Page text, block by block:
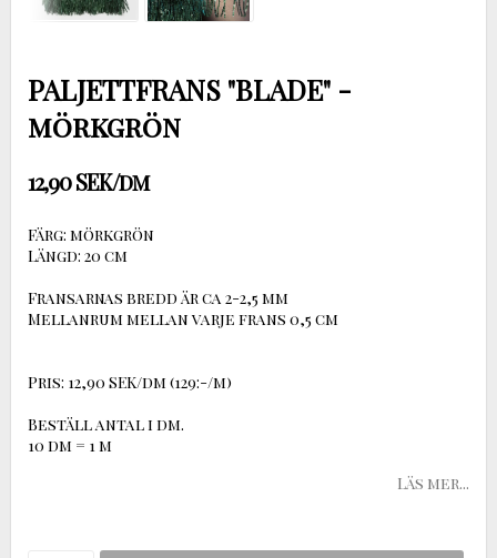
PALJETTFRANS "BLADE" -
mörkgrön
12,90 SEK/dm
Färg: mörkgrön
Längd: 20 cm
Fransarnas bredd är ca 2-2,5 mm
Mellanrum mellan varje frans 0,5 cm
Pris: 12,90 SEK/dm (129:-/m)
Beställ antal i dm.
10 dm = 1 m
Läs mer...